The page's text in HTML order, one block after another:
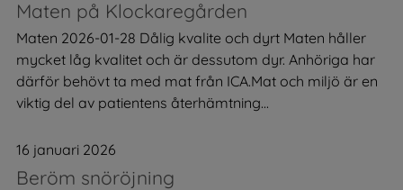
Maten på Klockaregården
Maten 2026-01-28 Dålig kvalite och dyrt Maten håller
mycket låg kvalitet och är dessutom dyr. Anhöriga har
därför behövt ta med mat från ICA.Mat och miljö är en
viktig del av patientens återhämtning...
16 januari 2026
Beröm snöröjning